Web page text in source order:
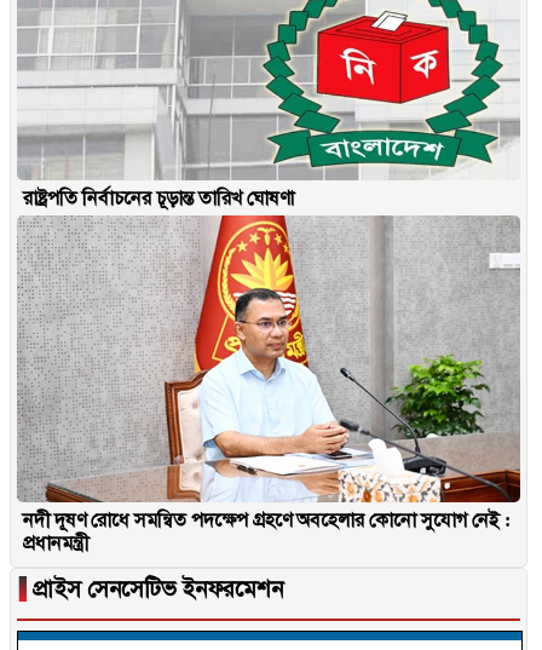
রাষ্ট্রপতি নির্বাচনের চূড়ান্ত তারিখ ঘোষণা
নদী দূষণ রোধে সমন্বিত পদক্ষেপ গ্রহণে অবহেলার কোনো সুযোগ নেই :
প্রধানমন্ত্রী
▐ প্রাইস সেনসেটিভ ইনফরমেশন